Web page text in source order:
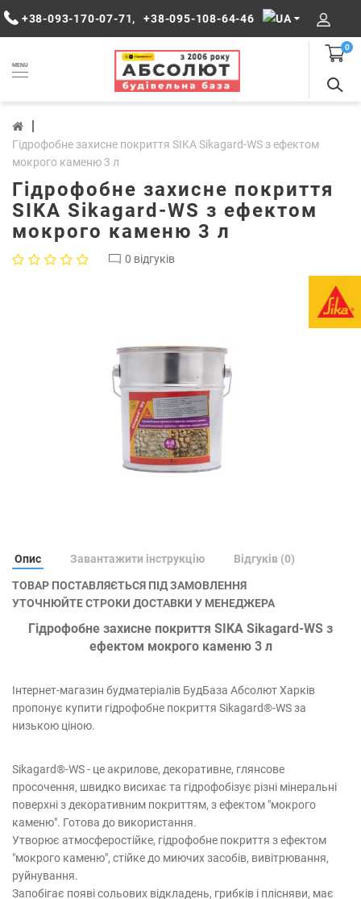
+38-093-170-07-71, +38-095-108-64-46
MENU
0
Гідрофобне захисне покриття SIKA Sikagard-WS з ефектом
мокрого каменю 3 л
Гідрофобне захисне покриття
SIKA Sikagard-WS з ефектом
мокрого каменю 3 л
0 відгуків
Опис Завантажити інструкцію Відгуків (0)
ТОВАР ПОСТАВЛЯЄТЬСЯ ПІД ЗАМОВЛЕННЯ
УТОЧНЮЙТЕ СТРОКИ ДОСТАВКИ У МЕНЕДЖЕРА
Гідрофобне захисне покриття SIKA Sikagard-WS з
ефектом мокрого каменю 3 л
Інтернет-магазин будматеріалів БудБаза Абсолют Харків
пропонує купити гідрофобне покриття Sikagard®-WS за
низькою ціною.
Sikagard®-WS - це акрилове, декоративне, глянсове
просочення, швидко висихає та гідрофобізує різні мінеральні
поверхні з декоративним покриттям, з ефектом "мокрого
каменю". Готова до використання.
Утворює атмосферостійке, гідрофобне покриття з ефектом
"мокрого каменю", стійке до миючих засобів, вивітрювання,
руйнування.
Запобігає появі сольових відкладень, грибків і плісняви, має